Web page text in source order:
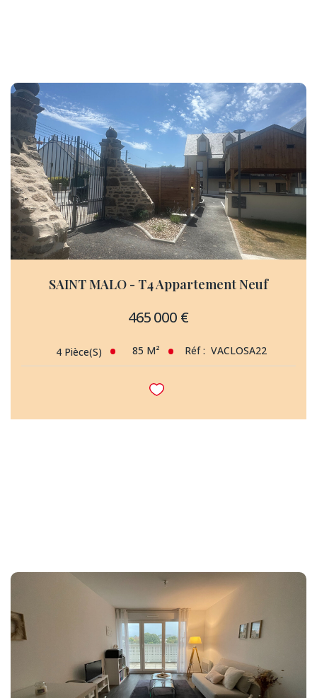
SAINT MALO - T4 Appartement Neuf
465 000 €
4 Pièce(s) 85 M² Réf : VACLOSA22